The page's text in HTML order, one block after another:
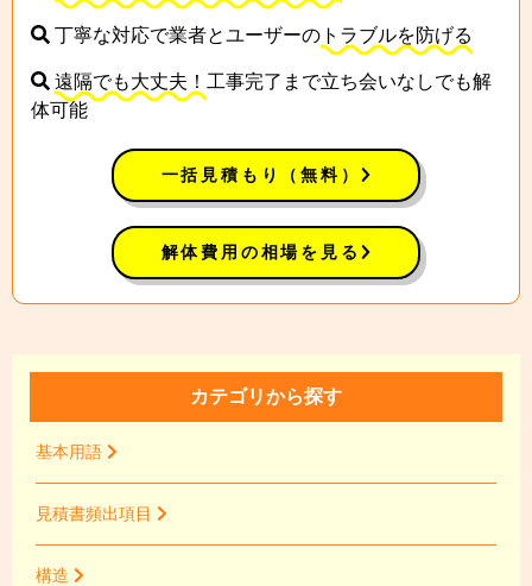
丁寧な対応で業者とユーザーの トラブルを防げる
遠隔でも大丈夫！ 工事完了まで立ち会いなしでも解
体可能
一括見積もり（無料）
解体費用の相場を見る
カテゴリから探す
基本用語
見積書頻出項目
構造